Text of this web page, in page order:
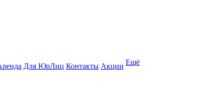
Для ЮрЛиц Контакты Акции Ещё